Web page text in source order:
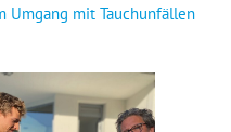
Umgang mit Tauchunfällen